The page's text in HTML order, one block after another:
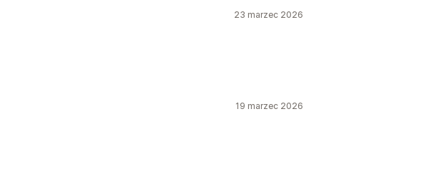
23 marzec 2026
19 marzec 2026